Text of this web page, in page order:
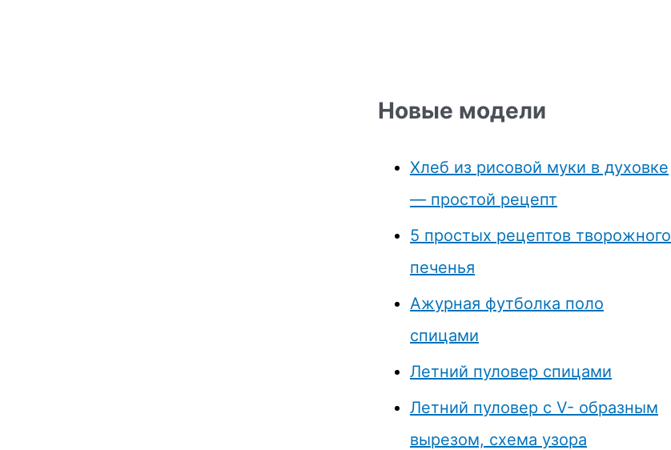
Новые модели
Хлеб из рисовой муки в духовке
— простой рецепт
5 простых рецептов творожного
печенья
Ажурная футболка поло
спицами
Летний пуловер спицами
Летний пуловер с V- образным
вырезом, схема узора